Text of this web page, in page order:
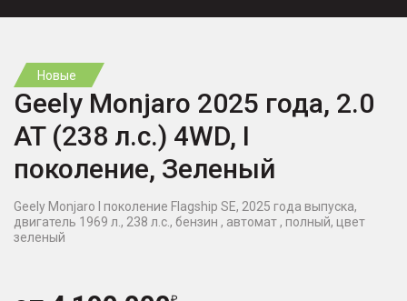
Новые
Geely Monjaro 2025 года, 2.0
AT (238 л.с.) 4WD, I
поколение, Зеленый
Geely Monjaro I поколение Flagship SE, 2025 года выпуска,
двигатель 1969 л., 238 л.с., бензин , автомат , полный, цвет
зеленый